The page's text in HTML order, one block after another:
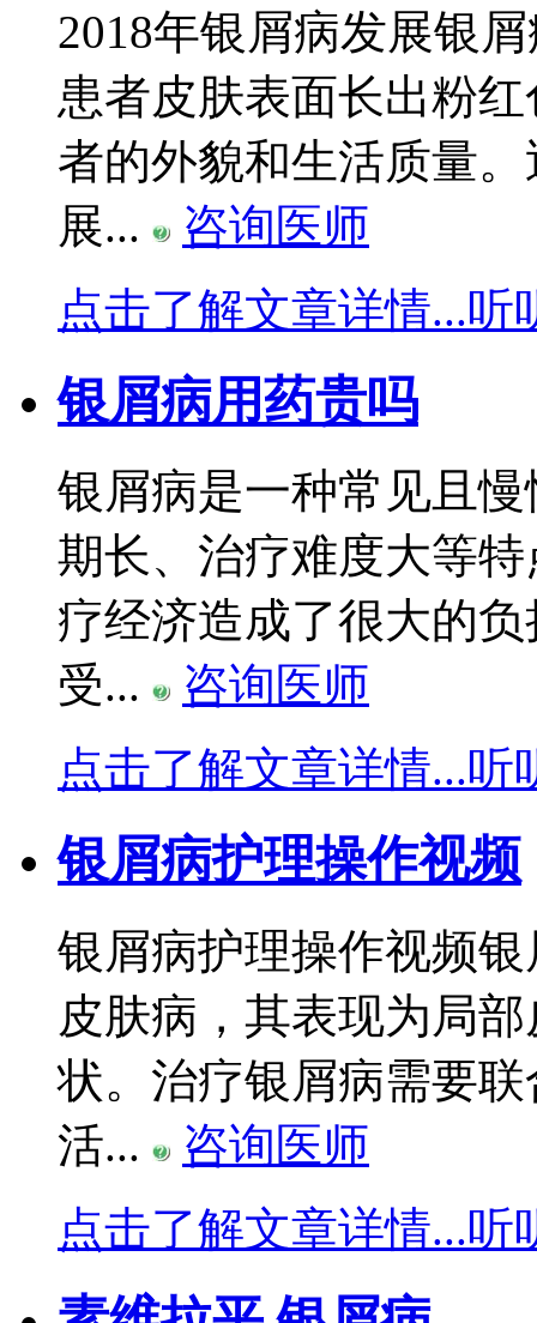
2018年银屑病发展银
患者皮肤表面长出粉
者的外貌和生活质量
展...
咨询医师
点击了解文章详情...听
银屑病用药贵吗
银屑病是一种常见且
期长、治疗难度大等
疗经济造成了很大的
受...
咨询医师
点击了解文章详情...听
银屑病护理操作视频
银屑病护理操作视频
皮肤病，其表现为局
状。治疗银屑病需要
活...
咨询医师
点击了解文章详情...听